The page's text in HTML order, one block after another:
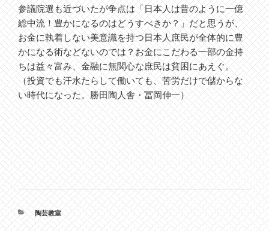
参議院選も近づいたが争点は「日本人は昔のように一億
総中流！豊かになるのはどうすべきか？」だと思うが、
お金に執着しない美意識を持つ日本人庶民が全体的に豊
かになる術などないのでは？お金にこだわる一部の金持
ちは益々富み、金融に無関心な庶民は貧困にあえぐ。
（投資でも汗水たらして働いても、苦労だけで儲からな
い時代になった。勝田陶人舎・冨岡伸一）
カ
テ
陶芸教室